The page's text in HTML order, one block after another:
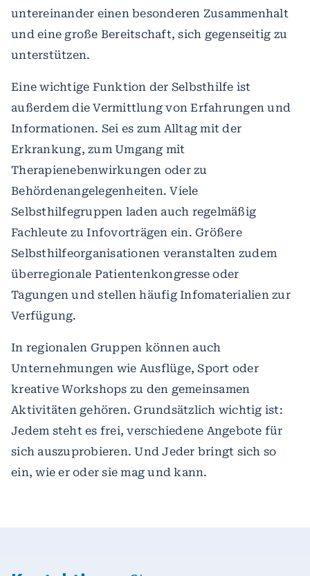
untereinander einen besonderen Zusammenhalt
und eine große Bereitschaft, sich gegenseitig zu
unterstützen.
Eine wichtige Funktion der Selbsthilfe ist
außerdem die Vermittlung von Erfahrungen und
Informationen. Sei es zum Alltag mit der
Erkrankung, zum Umgang mit
Therapienebenwirkungen oder zu
Behördenangelegenheiten. Viele
Selbsthilfegruppen laden auch regelmäßig
Fachleute zu Infovorträgen ein. Größere
Selbsthilfeorganisationen veranstalten zudem
überregionale Patientenkongresse oder
Tagungen und stellen häufig Infomaterialien zur
Verfügung.
In regionalen Gruppen können auch
Unternehmungen wie Ausflüge, Sport oder
kreative Workshops zu den gemeinsamen
Aktivitäten gehören. Grundsätzlich wichtig ist:
Jedem steht es frei, verschiedene Angebote für
sich auszuprobieren. Und Jeder bringt sich so
ein, wie er oder sie mag und kann.